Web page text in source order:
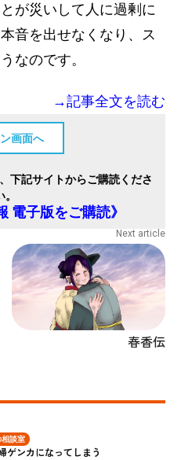
が災いして人に過剰に
音を出せなくなり、ス
なのです。
→記事全文を読む
画面へ
下記サイトからご購読くださ
。
電子版をご購読》
Next article
春香伝
談室
ゲンカになってしまう